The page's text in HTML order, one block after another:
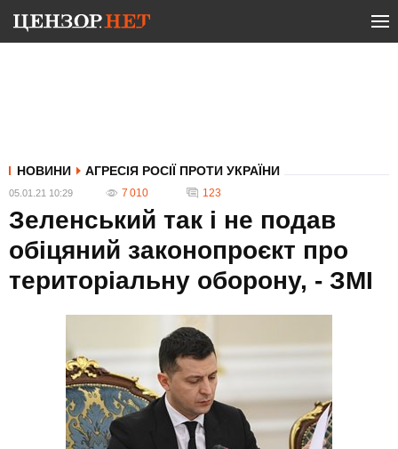
НОВИНИ АГРЕСІЯ РОСІЇ ПРОТИ УКРАЇНИ
05.01.21 10:29 7 010 123
Зеленський так і не подав
обіцяний законопроєкт про
територіальну оборону, - ЗМІ